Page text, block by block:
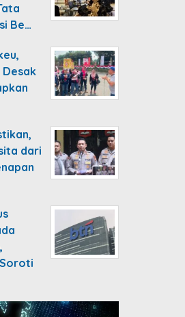
Be…
Desak
dari